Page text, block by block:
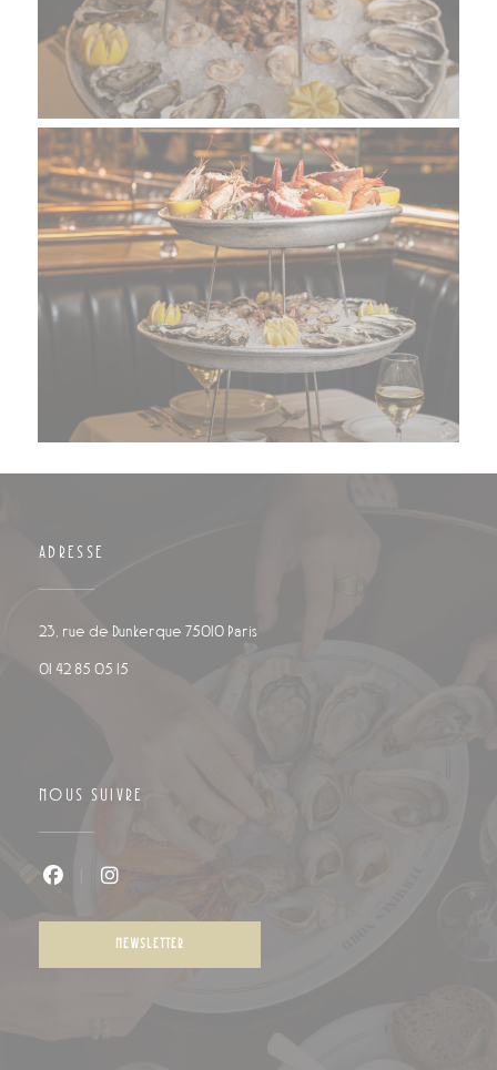
ADRESSE
23, rue de Dunkerque 75010 Paris
01 42 85 05 15
NOUS SUIVRE
NEWSLETTER